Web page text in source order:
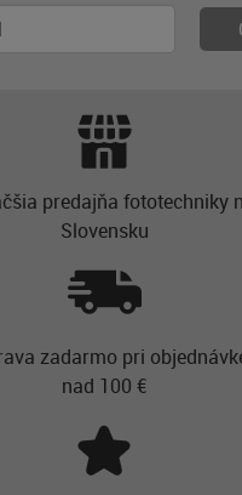
predajňa fototechniky
Slovensku
zadarmo pri
nad 100 €